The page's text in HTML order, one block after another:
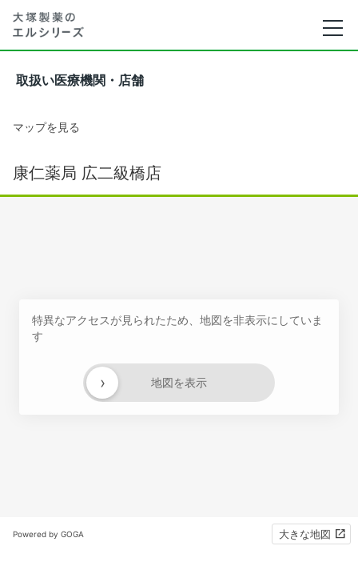
取扱い医療機関・店舗
マップを見る
康仁薬局 広二級橋店
特異なアクセスが見られたため、地図を非表示にしていま
す
地図を表示
›
Powered by GOGA 大きな地図